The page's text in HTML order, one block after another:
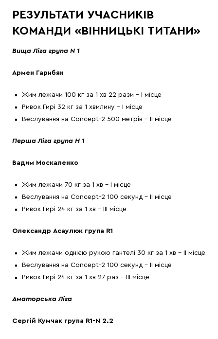
РЕЗУЛЬТАТИ УЧАСНИКІВ
КОМАНДИ «ВІННИЦЬКІ ТИТАНИ»
Вища Ліга група N 1
Армен Гарибян
Жим лежачи 100 кг за 1 хв 22 рази – І місце
Ривок Гирі 32 кг за 1 хвилину – І місце
Веслування на Concept-2 500 метрів – ІІ місце
Перша Ліга група H 1
Вадим Москаленко
Жим лежачи 70 кг за 1 хв – І місце
Веслування на Concept-2 100 секунд – ІІ місце
Ривок Гирі 24 кг за 1 хв – ІІІ місце
Олександр Асаулюк група R1
Жим лежачи однією рукою гантелі 30 кг за 1 хв – ІІ місце
Веслування на Concept-2 100 секунд – ІІ місце
Ривок Гирі 24 кг за 1 хв 27 раз – ІІІ місце
Аматорська Ліга
Сергій Кумчак група R1-N 2.2